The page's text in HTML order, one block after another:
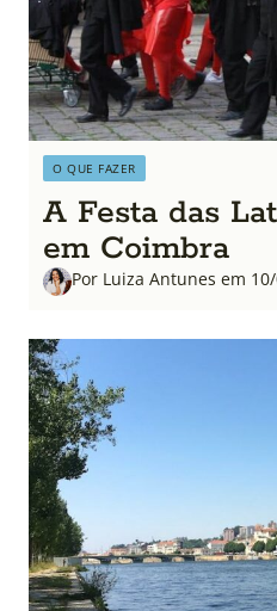
O QUE FAZER
A Festa das
em Coimbra
Por Luiza Antunes em